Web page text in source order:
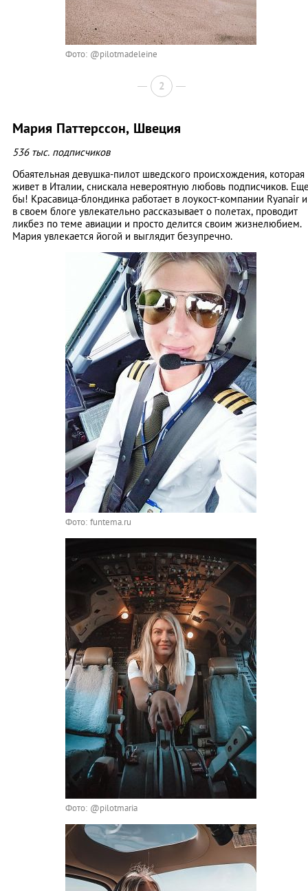
Фото: @pilotmadeleine
2
Мария Паттерссон, Швеция
536 тыс. подписчиков
Обаятельная девушка-пилот шведского происхождения, которая
живет в Италии, снискала невероятную любовь подписчиков.
бы! Красавица-блондинка работает в лоукост-компании Ryanair и
в своем блоге увлекательно рассказывает о полетах, проводит
ликбез по теме авиации и просто делится своим жизнелюбием.
Мария увлекается йогой и выглядит безупречно.
Фото: funtema.ru
Фото: @pilotmaria